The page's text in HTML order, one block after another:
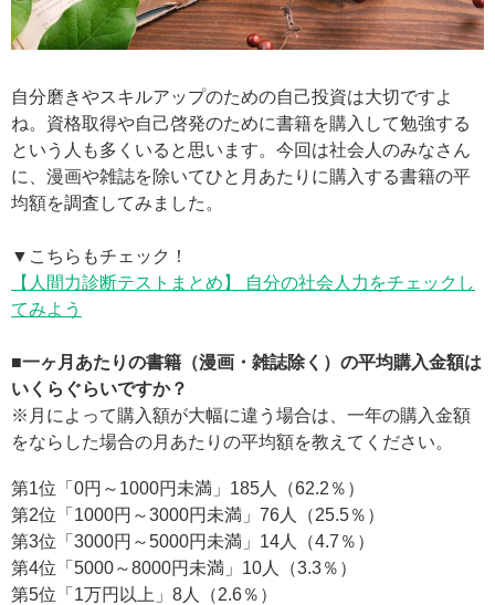
自分磨きやスキルアップのための自己投資は大切ですよ
ね。資格取得や自己啓発のために書籍を購入して勉強する
という人も多くいると思います。今回は社会人のみなさん
に、漫画や雑誌を除いてひと月あたりに購入する書籍の平
均額を調査してみました。
▼こちらもチェック！
【人間力診断テストまとめ】 自分の社会人力をチェックし
てみよう
■一ヶ月あたりの書籍（漫画・雑誌除く）の平均購入金額は
いくらぐらいですか？
※月によって購入額が大幅に違う場合は、一年の購入金額
をならした場合の月あたりの平均額を教えてください。
第1位「0円～1000円未満」185人（62.2％）
第2位「1000円～3000円未満」76人（25.5％）
第3位「3000円～5000円未満」14人（4.7％）
第4位「5000～8000円未満」10人（3.3％）
第5位「1万円以上」8人（2.6％）